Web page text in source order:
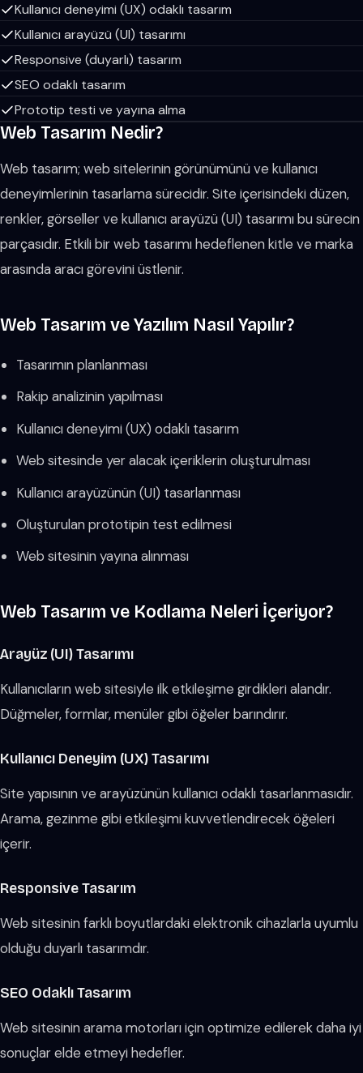
Kullanıcı deneyimi (UX) odaklı tasarım
Kullanıcı arayüzü (UI) tasarımı
Responsive (duyarlı) tasarım
SEO odaklı tasarım
Prototip testi ve yayına alma
Web Tasarım Nedir?
Web tasarım; web sitelerinin görünümünü ve kullanıcı
deneyimlerinin tasarlama sürecidir. Site içerisindeki düzen,
renkler, görseller ve kullanıcı arayüzü (UI) tasarımı bu sürecin
parçasıdır. Etkili bir web tasarımı hedeflenen kitle ve marka
arasında aracı görevini üstlenir.
Web Tasarım ve Yazılım Nasıl Yapılır?
Tasarımın planlanması
Rakip analizinin yapılması
Kullanıcı deneyimi (UX) odaklı tasarım
Web sitesinde yer alacak içeriklerin oluşturulması
Kullanıcı arayüzünün (UI) tasarlanması
Oluşturulan prototipin test edilmesi
Web sitesinin yayına alınması
Web Tasarım ve Kodlama Neleri İçeriyor?
Arayüz (UI) Tasarımı
Kullanıcıların web sitesiyle ilk etkileşime girdikleri alandır.
Düğmeler, formlar, menüler gibi öğeler barındırır.
Kullanıcı Deneyim (UX) Tasarımı
Site yapısının ve arayüzünün kullanıcı odaklı tasarlanmasıdır.
Arama, gezinme gibi etkileşimi kuvvetlendirecek öğeleri
içerir.
Responsive Tasarım
Web sitesinin farklı boyutlardaki elektronik cihazlarla uyumlu
olduğu duyarlı tasarımdır.
SEO Odaklı Tasarım
Web sitesinin arama motorları için optimize edilerek daha iyi
sonuçlar elde etmeyi hedefler.